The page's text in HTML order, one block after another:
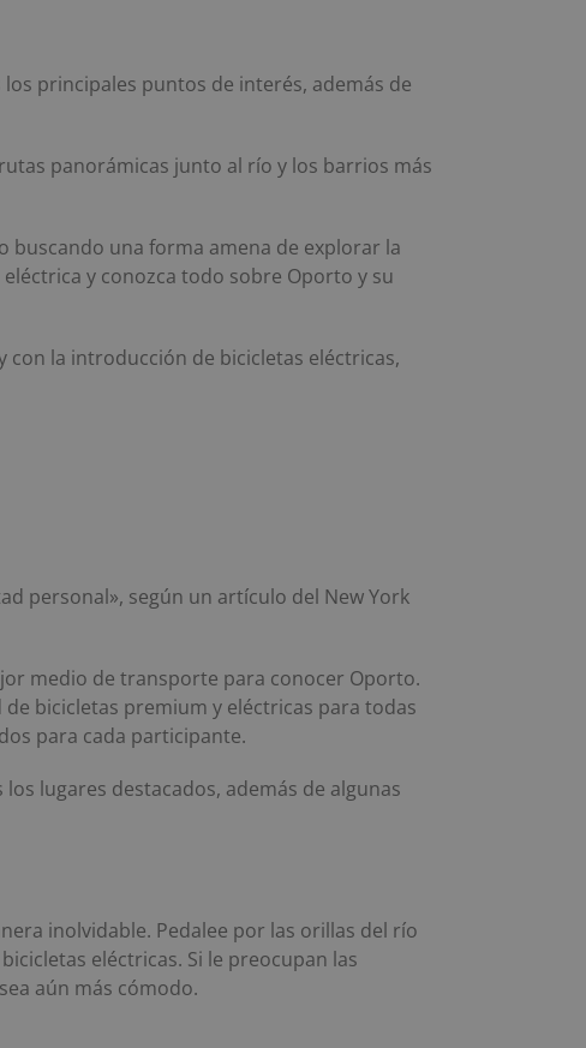
principales puntos de interés, además de
panorámicas junto al río y los barrios más
buscando una forma amena de explorar la
y conozca todo sobre Oporto y su
con la introducción de bicicletas eléctricas,
personal», según un artículo del New York
medio de transporte para conocer Oporto.
bicicletas premium y eléctricas para todas
para cada participante.
lugares destacados, además de algunas
inolvidable. Pedalee por las orillas del río
eléctricas. Si le preocupan las
aún más cómodo.